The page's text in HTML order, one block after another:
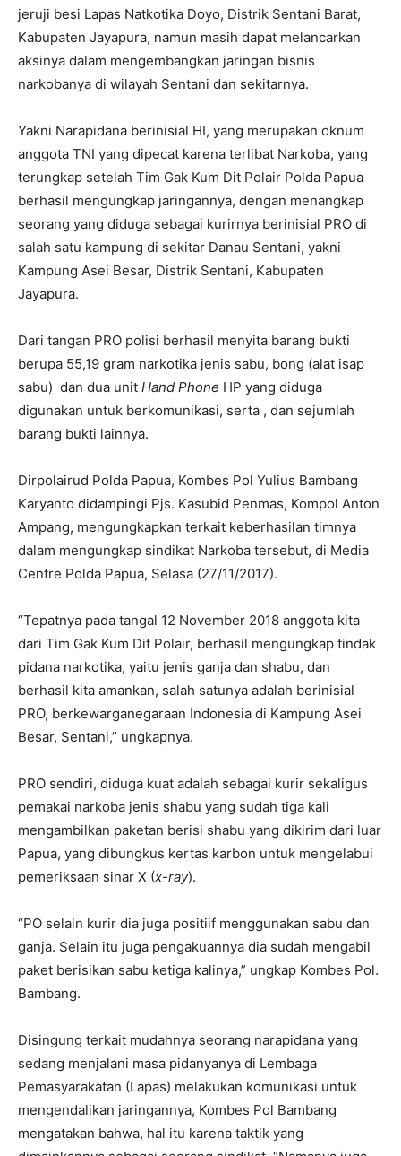
jeruji besi Lapas Natkotika Doyo, Distrik Sentani Barat,
Kabupaten Jayapura, namun masih dapat melancarkan
aksinya dalam mengembangkan jaringan bisnis
narkobanya di wilayah Sentani dan sekitarnya.
Yakni Narapidana berinisial HI, yang merupakan oknum
anggota TNI yang dipecat karena terlibat Narkoba, yang
terungkap setelah Tim Gak Kum Dit Polair Polda Papua
berhasil mengungkap jaringannya, dengan menangkap
seorang yang diduga sebagai kurirnya berinisial PRO di
salah satu kampung di sekitar Danau Sentani, yakni
Kampung Asei Besar, Distrik Sentani, Kabupaten
Jayapura.
Dari tangan PRO polisi berhasil menyita barang bukti
berupa 55,19 gram narkotika jenis sabu, bong (alat isap
sabu) dan dua unit Hand Phone HP yang diduga
digunakan untuk berkomunikasi, serta , dan sejumlah
barang bukti lainnya.
Dirpolairud Polda Papua, Kombes Pol Yulius Bambang
Karyanto didampingi Pjs. Kasubid Penmas, Kompol Anton
Ampang, mengungkapkan terkait keberhasilan timnya
dalam mengungkap sindikat Narkoba tersebut, di Media
Centre Polda Papua, Selasa (27/11/2017).
“Tepatnya pada tangal 12 November 2018 anggota kita
dari Tim Gak Kum Dit Polair, berhasil mengungkap tindak
pidana narkotika, yaitu jenis ganja dan shabu, dan
berhasil kita amankan, salah satunya adalah berinisial
PRO, berkewarganegaraan Indonesia di Kampung Asei
Besar, Sentani,” ungkapnya.
PRO sendiri, diduga kuat adalah sebagai kurir sekaligus
pemakai narkoba jenis shabu yang sudah tiga kali
mengambilkan paketan berisi shabu yang dikirim dari luar
Papua, yang dibungkus kertas karbon untuk mengelabui
pemeriksaan sinar X (x-ray).
“PO selain kurir dia juga positiif menggunakan sabu dan
ganja. Selain itu juga pengakuannya dia sudah mengabil
paket berisikan sabu ketiga kalinya,” ungkap Kombes Pol.
Bambang.
Disingung terkait mudahnya seorang narapidana yang
sedang menjalani masa pidanyanya di Lembaga
Pemasyarakatan (Lapas) melakukan komunikasi untuk
mengendalikan jaringannya, Kombes Pol Bambang
mengatakan bahwa, hal itu karena taktik yang